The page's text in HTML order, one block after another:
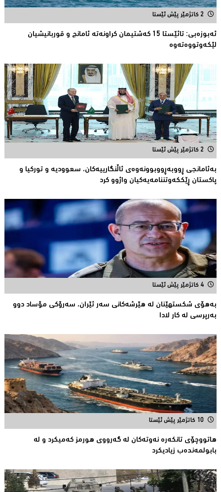
2 کاتژمێر پێش ئێستا
ئەبوزەبی: تائێستا 15 كەشتیمان كراونەتە ئامانج و قوربانیشیان
لێكەوتووەتەوە
2 کاتژمێر پێش ئێستا
بەئامانجی ڕووبەڕووبوونەوەی ئاڵنگارییەكان، سعوودیە و توركیا و
پاكستان ڕێككەوتننامەیەکیان واژوو كرد
4 کاتژمێر پێش ئێستا
بەهۆى شکستهێنان لە هێرشەکانى سەر ئێران، سەرۆكی مۆساد دوو
بەرپرسی لە كار لادا
10 کاتژمێر پێش ئێستا
هاتووچۆی تانكەرە نەوتەكان لە گەرووی هورمز کەمیکرد و لە
بابولمەندەب زیادیكرد